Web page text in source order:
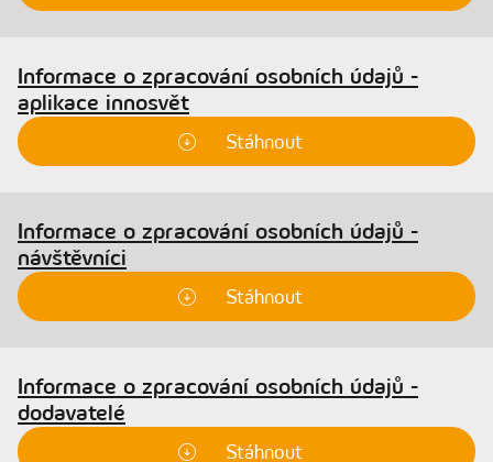
Informace o zpracování osobních údajů -
aplikace innosvět
Stáhnout
Informace o zpracování osobních údajů -
návštěvníci
Stáhnout
Informace o zpracování osobních údajů -
dodavatelé
Stáhnout